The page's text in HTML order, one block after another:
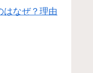
はなぜ？理由